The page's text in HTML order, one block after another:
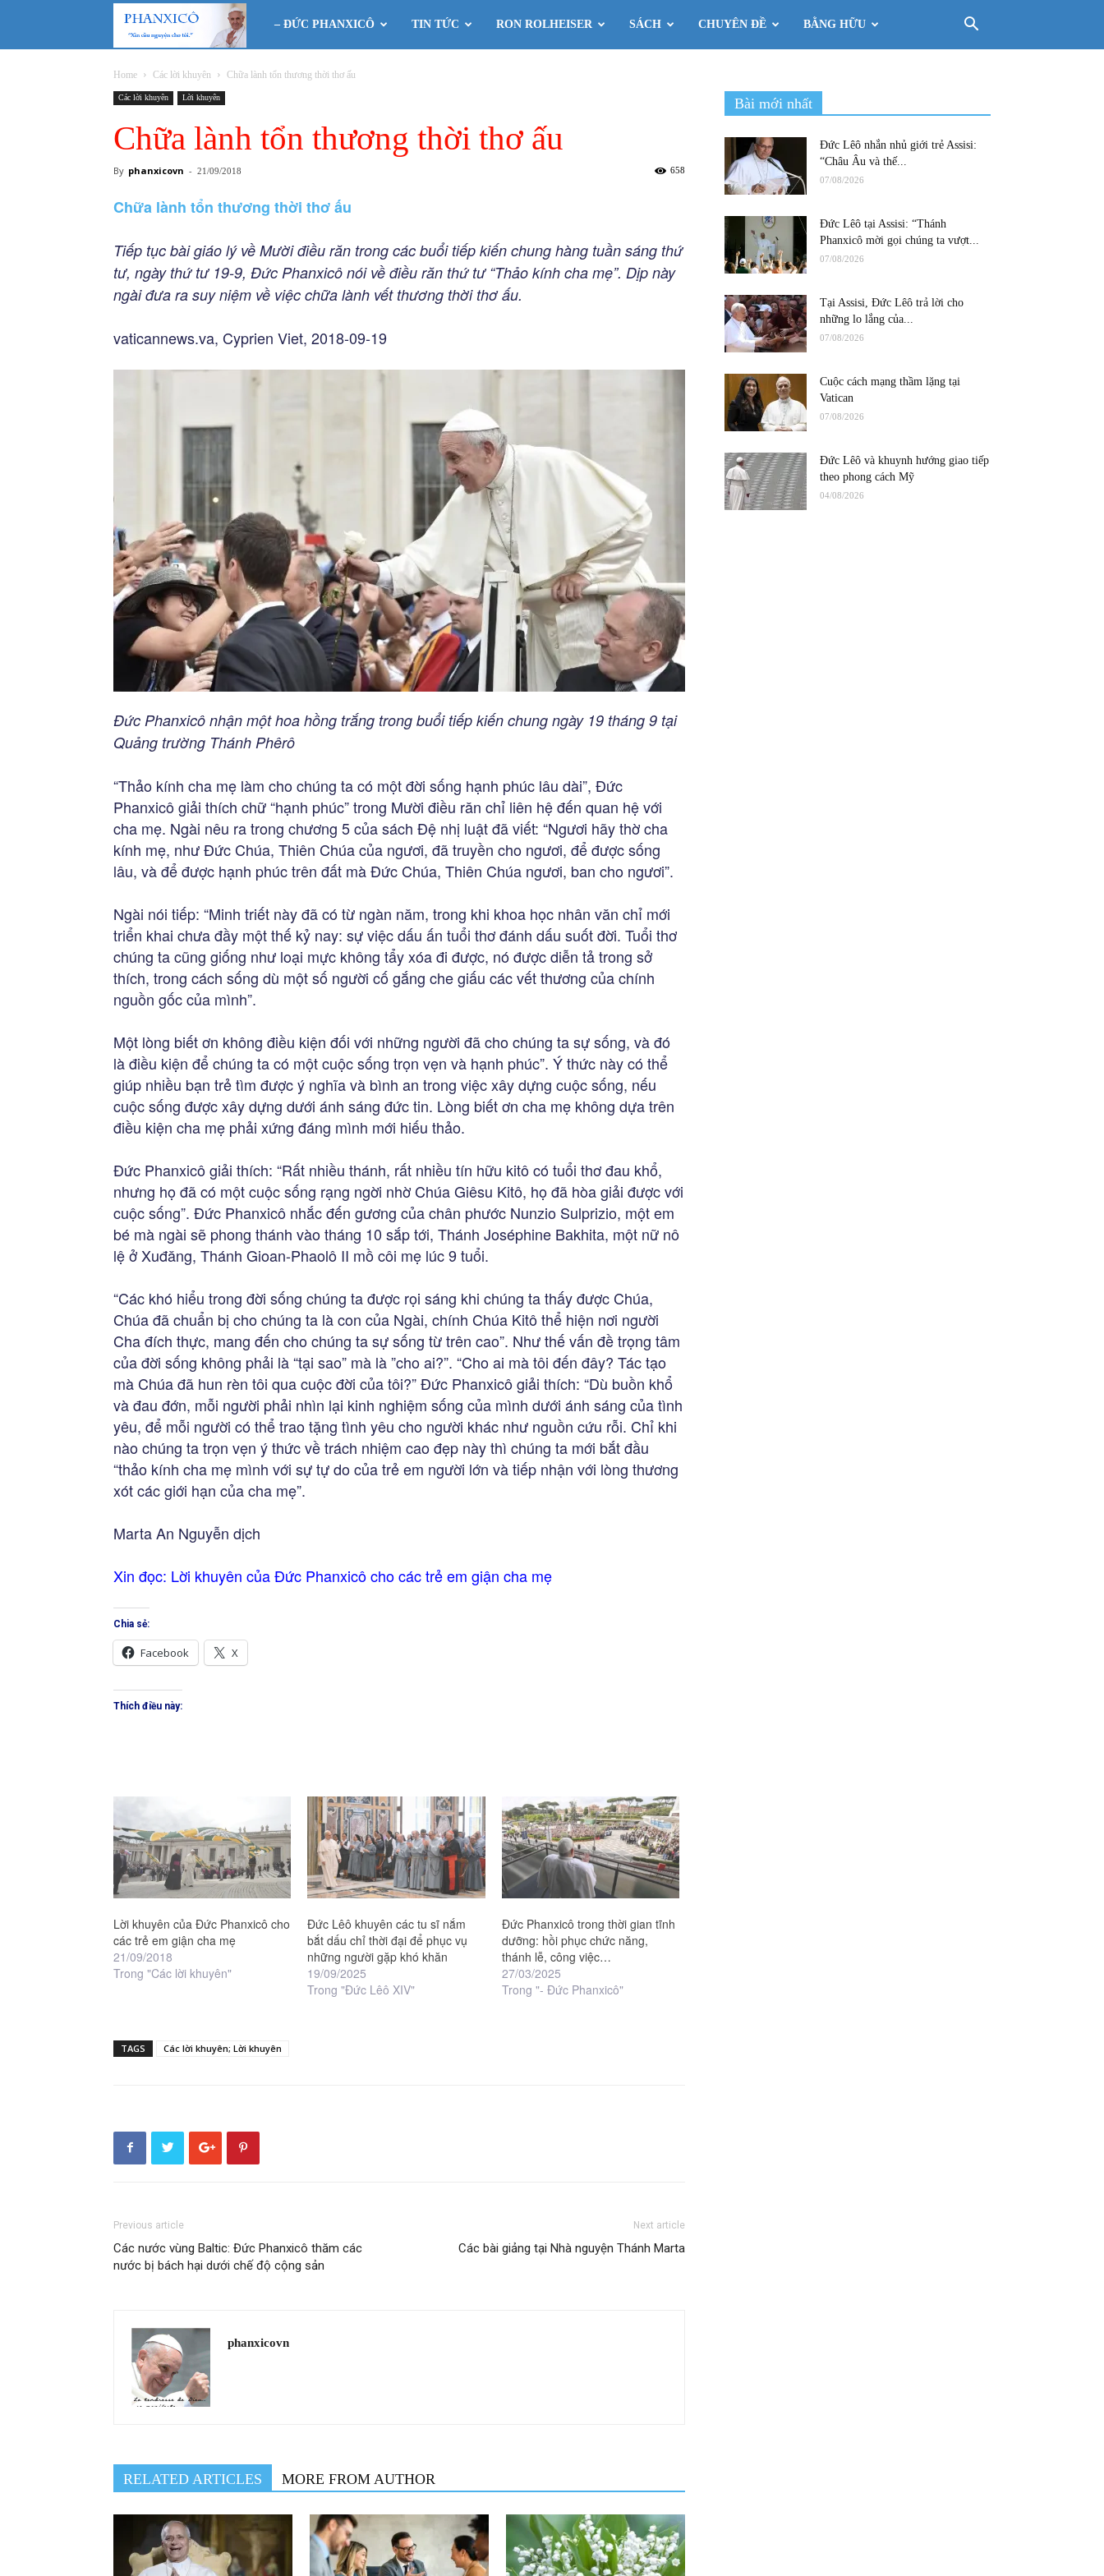
Phanxicô
– ĐỨC PHANXICÔ TIN TỨC RON ROLHEISER SÁCH CHUYÊN ĐỀ BẰNG HỮU
Home Các lời khuyên Chữa lành tổn thương thời thơ ấu
Các lời khuyên Lời khuyên
Chữa lành tổn thương thời thơ ấu
By phanxicovn - 21/09/2018 658
Chữa lành tổn thương thời thơ ấu
Tiếp tục bài giáo lý về Mười điều răn trong các buổi tiếp kiến chung hàng tuần sáng thứ
tư, ngày thứ tư 19-9, Đức Phanxicô nói về điều răn thứ tư “Thảo kính cha mẹ”. Dịp này
ngài đưa ra suy niệm về việc chữa lành vết thương thời thơ ấu.
vaticannews.va, Cyprien Viet, 2018-09-19
Đức Phanxicô nhận một hoa hồng trắng trong buổi tiếp kiến chung ngày 19 tháng 9 tại
Quảng trường Thánh Phêrô
“Thảo kính cha mẹ làm cho chúng ta có một đời sống hạnh phúc lâu dài”, Đức
Phanxicô giải thích chữ “hạnh phúc” trong Mười điều răn chỉ liên hệ đến quan hệ với
cha mẹ. Ngài nêu ra trong chương 5 của sách Đệ nhị luật đã viết: “Ngươi hãy thờ cha
kính mẹ, như Đức Chúa, Thiên Chúa của ngươi, đã truyền cho ngươi, để được sống
lâu, và để được hạnh phúc trên đất mà Đức Chúa, Thiên Chúa ngươi, ban cho ngươi”.
Ngài nói tiếp: “Minh triết này đã có từ ngàn năm, trong khi khoa học nhân văn chỉ mới
triển khai chưa đầy một thế kỷ nay: sự việc dấu ấn tuổi thơ đánh dấu suốt đời. Tuổi thơ
chúng ta cũng giống như loại mực không tẩy xóa đi được, nó được diễn tả trong sở
thích, trong cách sống dù một số người cố gắng che giấu các vết thương của chính
nguồn gốc của mình”.
Một lòng biết ơn không điều kiện đối với những người đã cho chúng ta sự sống, và đó
là điều kiện để chúng ta có một cuộc sống trọn vẹn và hạnh phúc”. Ý thức này có thể
giúp nhiều bạn trẻ tìm được ý nghĩa và bình an trong việc xây dựng cuộc sống, nếu
cuộc sống được xây dựng dưới ánh sáng đức tin. Lòng biết ơn cha mẹ không dựa trên
điều kiện cha mẹ phải xứng đáng mình mới hiếu thảo.
Đức Phanxicô giải thích: “Rất nhiều thánh, rất nhiều tín hữu kitô có tuổi thơ đau khổ,
nhưng họ đã có một cuộc sống rạng ngời nhờ Chúa Giêsu Kitô, họ đã hòa giải được với
cuộc sống”. Đức Phanxicô nhắc đến gương của chân phước Nunzio Sulprizio, một em
bé mà ngài sẽ phong thánh vào tháng 10 sắp tới, Thánh Joséphine Bakhita, một nữ nô
lệ ở Xuđăng, Thánh Gioan-Phaolô II mồ côi mẹ lúc 9 tuổi.
“Các khó hiểu trong đời sống chúng ta được rọi sáng khi chúng ta thấy được Chúa,
Chúa đã chuẩn bị cho chúng ta là con của Ngài, chính Chúa Kitô thể hiện nơi người
Cha đích thực, mang đến cho chúng ta sự sống từ trên cao”. Như thế vấn đề trọng tâm
của đời sống không phải là “tại sao” mà là ”cho ai?”. “Cho ai mà tôi đến đây? Tác tạo
mà Chúa đã hun rèn tôi qua cuộc đời của tôi?” Đức Phanxicô giải thích: “Dù buồn khổ
và đau đớn, mỗi người phải nhìn lại kinh nghiệm sống của mình dưới ánh sáng của tình
yêu, để mỗi người có thể trao tặng tình yêu cho người khác như nguồn cứu rỗi. Chỉ khi
nào chúng ta trọn vẹn ý thức về trách nhiệm cao đẹp này thì chúng ta mới bắt đầu
“thảo kính cha mẹ mình với sự tự do của trẻ em người lớn và tiếp nhận với lòng thương
xót các giới hạn của cha mẹ”.
Marta An Nguyễn dịch
Xin đọc: Lời khuyên của Đức Phanxicô cho các trẻ em giận cha mẹ
Chia sẻ:
Facebook X
Thích điều này:
Lời khuyên của Đức Phanxicô cho
các trẻ em giận cha mẹ
21/09/2018
Trong "Các lời khuyên"
Đức Lêô khuyên các tu sĩ nắm
bắt dấu chỉ thời đại để phục vụ
những người gặp khó khăn
19/09/2025
Trong "Đức Lêô XIV"
Đức Phanxicô trong thời gian tĩnh
dưỡng: hồi phục chức năng,
thánh lễ, công việc…
27/03/2025
Trong "- Đức Phanxicô"
TAGS Các lời khuyên; Lời khuyên
Previous article
Các nước vùng Baltic: Đức Phanxicô thăm các
nước bị bách hại dưới chế độ cộng sản
Next article
Các bài giảng tại Nhà nguyện Thánh Marta
phanxicovn
RELATED ARTICLES MORE FROM AUTHOR
Bài mới nhất
Đức Lêô nhắn nhủ giới trẻ Assisi:
“Châu Âu và thế...
07/08/2026
Đức Lêô tại Assisi: “Thánh
Phanxicô mời gọi chúng ta vượt...
07/08/2026
Tại Assisi, Đức Lêô trả lời cho
những lo lắng của...
07/08/2026
Cuộc cách mạng thầm lặng tại
Vatican
07/08/2026
Đức Lêô và khuynh hướng giao tiếp
theo phong cách Mỹ
04/08/2026